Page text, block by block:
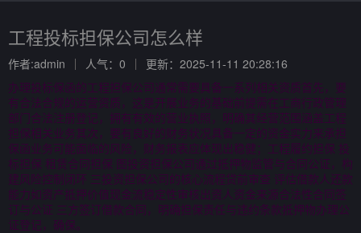
工程投标担保公司怎么样
作者:admin 人气：0
更新：2025-11-11 20:28:16
办理投标保函的工程担保公司通常需要具备一系列相关资质首先，要
有合法合规的运营资质，这是开展业务的基础前提需在工商行政管理
部门合法注册登记，拥有有效的营业执照，明确其经营范围涵盖工程
担保相关业务其次，要有良好的财务状况具备一定的资金实力来承担
保函业务可能面临的风险，财务报表应体现出稳健；工程履约担保 投
标担保 租赁合同担保 图投资担保公司通过抵押物监管与合同公证，构
建风险控制闭环 三投资担保公司的核心流程贷前审查 评估借款人还款
能力如资产抵押价值现金流稳定性审核出资人资金来源合法性合同签
订与公证 三方签订借款合同，明确担保责任与违约条款抵押物办理公
证登记，确保。